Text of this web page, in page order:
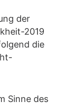
der
2019
die
Sinne des